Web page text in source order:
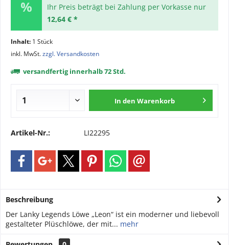
Ihr Preis beträgt bei Zahlung per Vorkasse nur
12,64 € *
Inhalt: 1 Stück
inkl. MwSt.zzgl. Versandkosten
versandfertig innerhalb 72 Std.
In den Warenkorb
Artikel-Nr.: LI22295
Beschreibung
Der Lanky Legends Löwe „Leon“ ist ein moderner und liebevoll
gestalteter Plüschlöwe, der mit... mehr